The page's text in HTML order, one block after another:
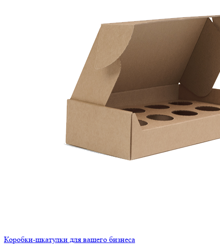
Коробки-шкатулки для вашего бизнеса